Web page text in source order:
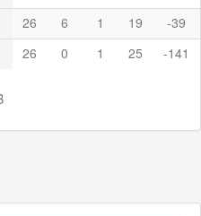
26 6 1 19
-39
26 0 1 25 -141